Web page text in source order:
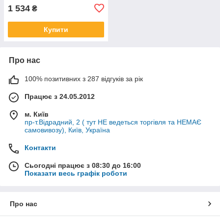
1 534 ₴
Купити
Про нас
100% позитивних з 287 відгуків за рік
Працює з 24.05.2012
м. Київ
пр-т.Відрадний, 2 ( тут НЕ ведеться торгівля та НЕМАЄ
самовивозу), Київ, Україна
Контакти
Сьогодні працює з 08:30 до 16:00
Показати весь графік роботи
Про нас